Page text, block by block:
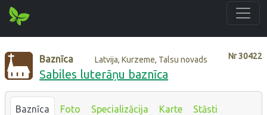
Nr30422
Baznīca Latvija, Kurzeme, Talsu novads
Sabiles luterāņu baznīca
Baznīca Foto Specializācija Karte Stāsti